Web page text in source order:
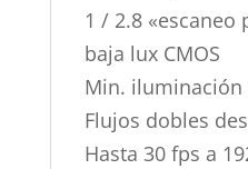
1 / 2.8
baja lux CMOS
Min. iluminación
Flujos dobles
Hasta 30 fps a